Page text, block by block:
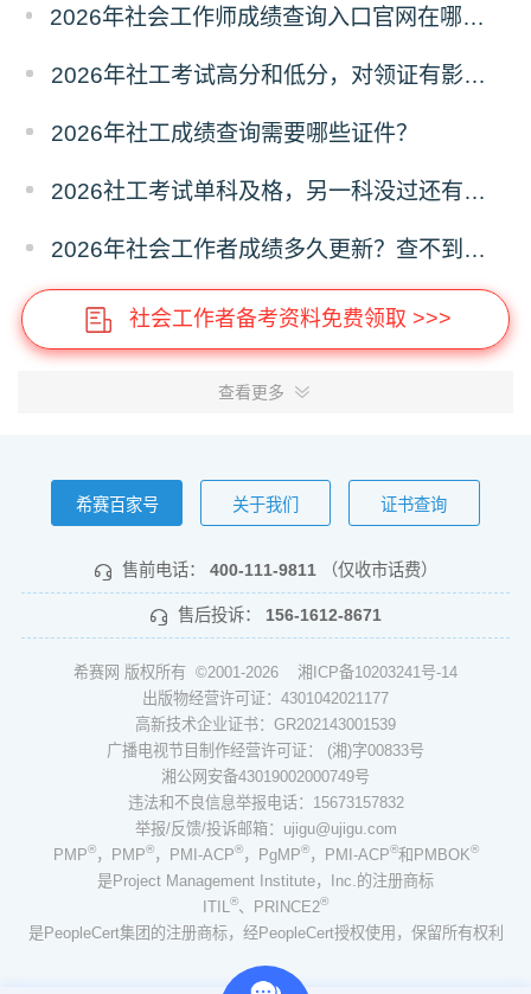
2026年社会工作师成绩查询入口官网在哪？怎么查询？
2026年社工考试高分和低分，对领证有影响吗？
2026年社工成绩查询需要哪些证件？
2026社工考试单科及格，另一科没过还有机会吗？
2026年社会工作者成绩多久更新？查不到分怎么办？
社会工作者备考资料免费领取 >>>
查看更多
希赛百家号 关于我们 证书查询
售前电话： 400-111-9811 （仅收市话费）
售后投诉： 156-1612-8671
希赛网 版权所有 ©2001-2026 湘ICP备10203241号-14
出版物经营许可证：4301042021177
高新技术企业证书：GR202143001539
广播电视节目制作经营许可证： (湘)字00833号
湘公网安备43019002000749号
违法和不良信息举报电话：15673157832
举报/反馈/投诉邮箱：ujigu@ujigu.com
PMP®，PMP®，PMI-ACP®，PgMP®，PMI-ACP®和PMBOK®
是Project Management Institute，Inc.的注册商标
ITIL®、PRINCE2®
是PeopleCert集团的注册商标，经PeopleCert授权使用，保留所有权利